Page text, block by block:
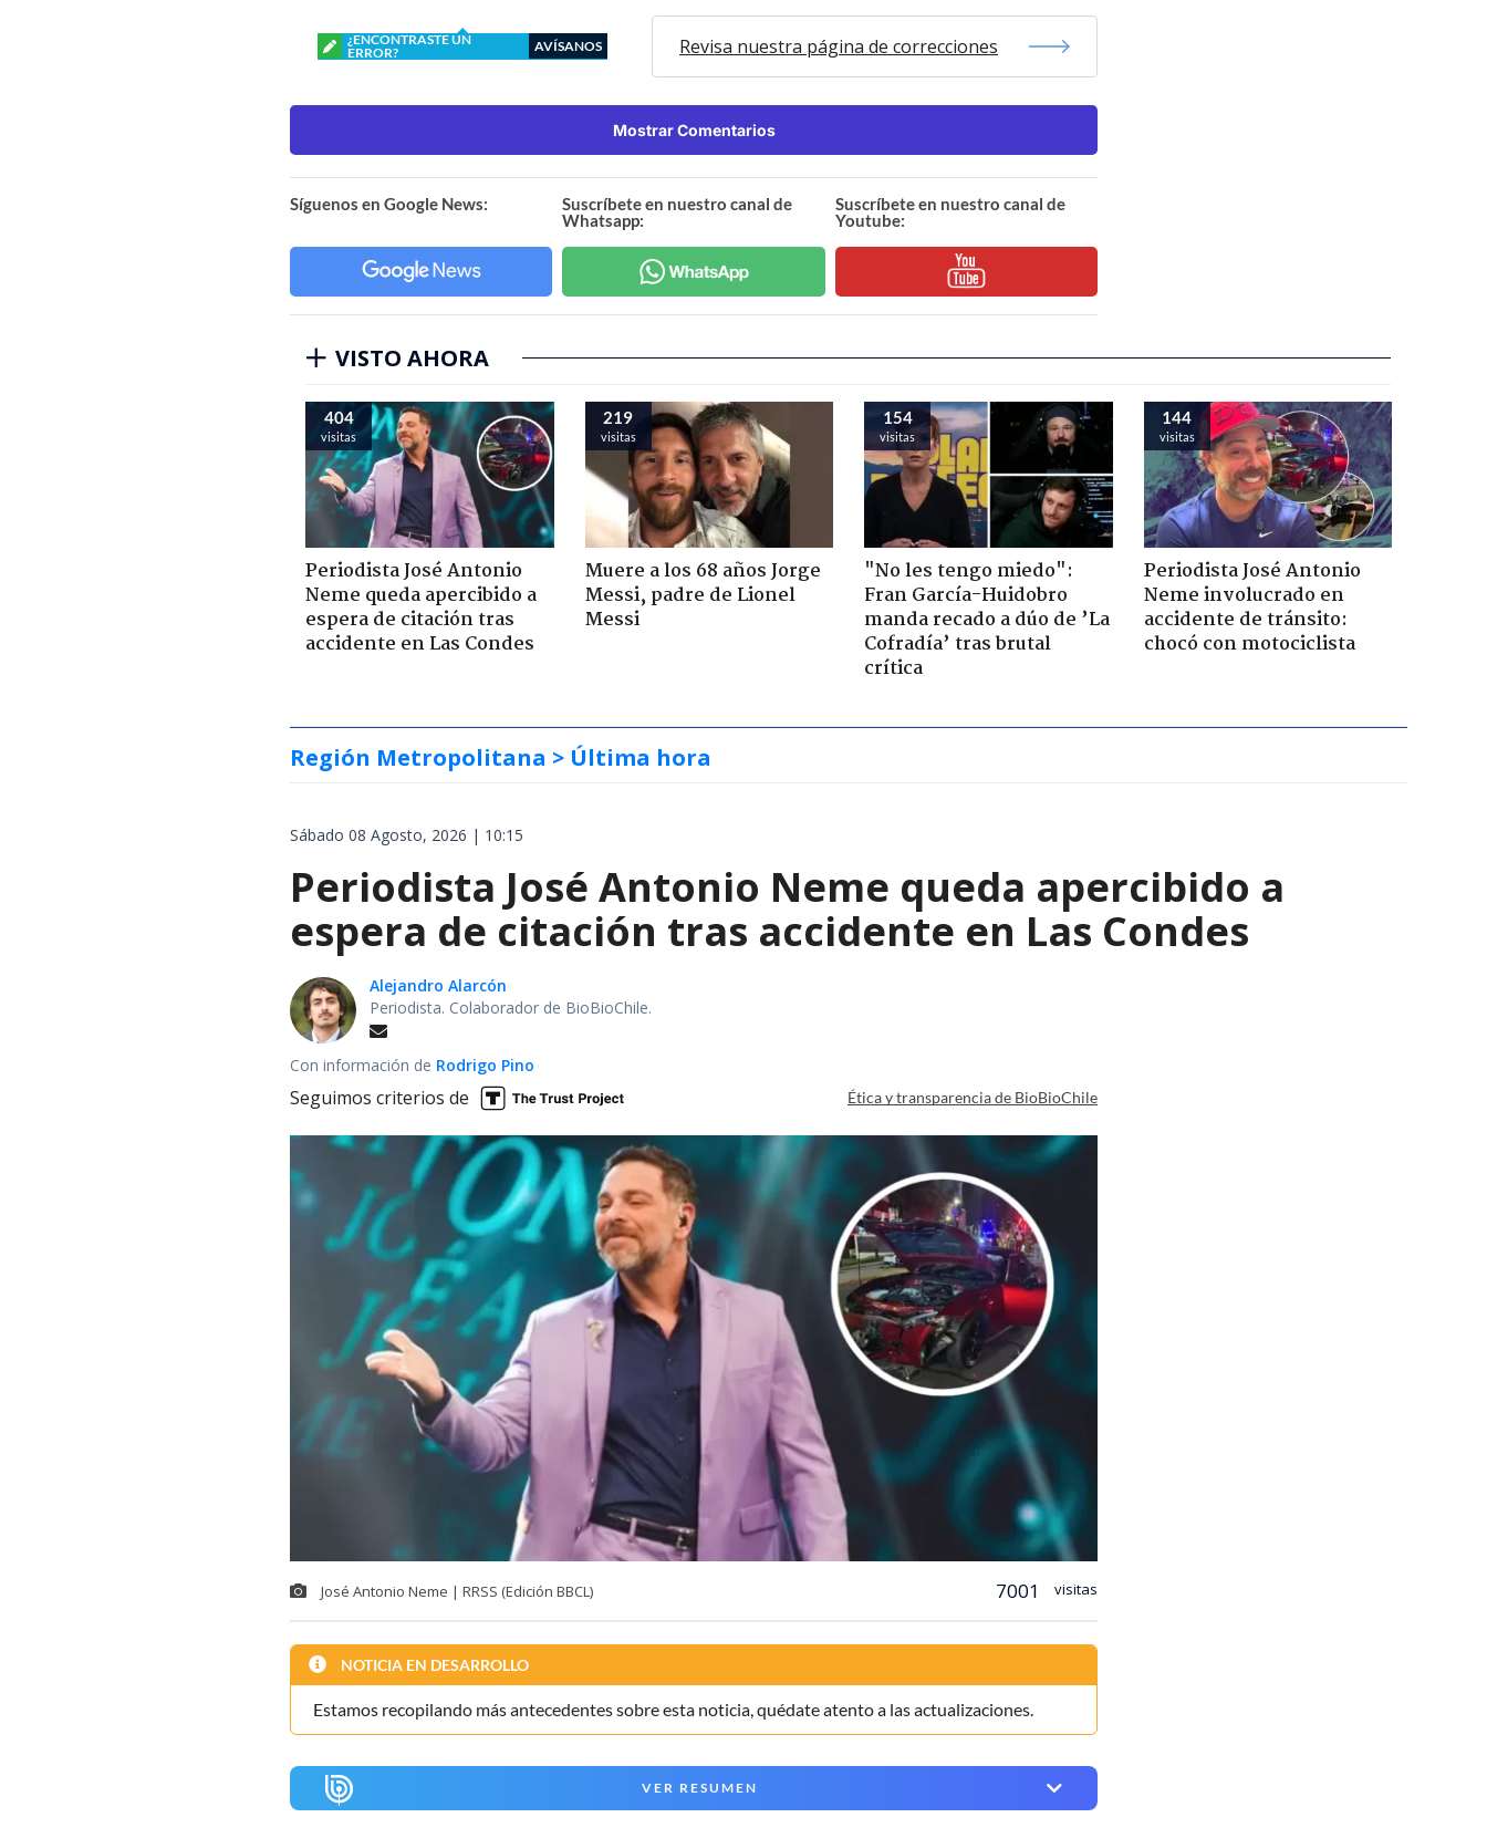
¿ENCONTRASTE UN
ERROR?
AVÍSANOS Revisa nuestra página de correcciones
Mostrar Comentarios
Síguenos en Google News:
Suscríbete en nuestro canal de
Whatsapp:
Suscríbete en nuestro canal de
Youtube:
VISTO AHORA
404
visitas
Periodista José Antonio
Neme queda apercibido a
espera de citación tras
accidente en Las Condes
219
visitas
Muere a los 68 años Jorge
Messi, padre de Lionel
Messi
154
visitas
"No les tengo miedo":
Fran García-Huidobro
manda recado a dúo de ’La
Cofradía’ tras brutal
crítica
144
visitas
Periodista José Antonio
Neme involucrado en
accidente de tránsito:
chocó con motociclista
Región Metropolitana > Última hora
Sábado 08 Agosto, 2026 | 10:15
Periodista José Antonio Neme queda apercibido a
espera de citación tras accidente en Las Condes
Alejandro Alarcón
Periodista. Colaborador de BioBioChile.
Con información de Rodrigo Pino
Seguimos criterios de Ética y transparencia de BioBioChile
José Antonio Neme | RRSS (Edición BBCL) 7001 visitas
NOTICIA EN DESARROLLO
Estamos recopilando más antecedentes sobre esta noticia, quédate atento a las actualizaciones.
VER RESUMEN